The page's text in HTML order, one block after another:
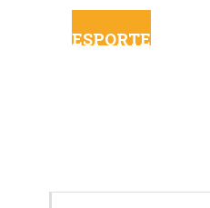
ESPORTE